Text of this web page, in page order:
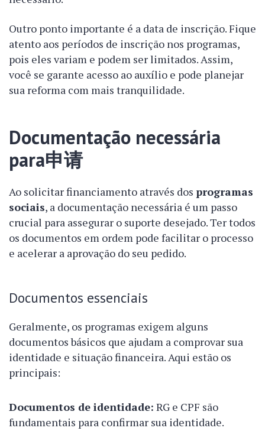
Outro ponto importante é a data de inscrição. Fique
atento aos períodos de inscrição nos programas,
pois eles variam e podem ser limitados. Assim,
você se garante acesso ao auxílio e pode planejar
sua reforma com mais tranquilidade.
Documentação necessária
para申请
Ao solicitar financiamento através dos programas
sociais, a documentação necessária é um passo
crucial para assegurar o suporte desejado. Ter todos
os documentos em ordem pode facilitar o processo
e acelerar a aprovação do seu pedido.
Documentos essenciais
Geralmente, os programas exigem alguns
documentos básicos que ajudam a comprovar sua
identidade e situação financeira. Aqui estão os
principais:
Documentos de identidade: RG e CPF são
fundamentais para confirmar sua identidade.